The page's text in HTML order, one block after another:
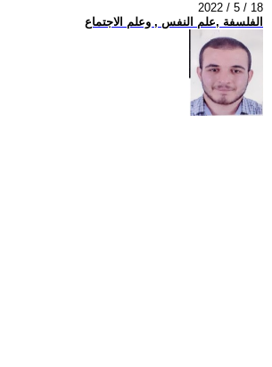
2022 / 5 / 18
الفلسفة ,علم النفس , وعلم الاجتماع